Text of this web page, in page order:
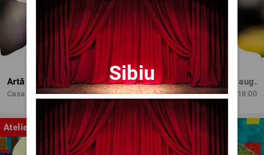
Artă și Profesionalism
Casa de Cultura 'Mihai Ursachi' a Municipiului Iasi
Mie, 12 aug.
18:00
Atelier
Sibiu